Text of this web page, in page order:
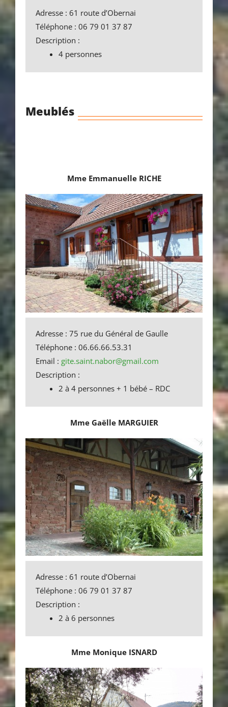
Adresse : 61 route d’Obernai
Téléphone : 06 79 01 37 87
Description :
4 personnes
Meublés
Mme Emmanuelle RICHE
Adresse : 75 rue du Général de Gaulle
Téléphone : 06.66.66.53.31
Email : gite.saint.nabor@gmail.com
Description :
2 à 4 personnes + 1 bébé – RDC
Mme Gaëlle MARGUIER
Adresse : 61 route d’Obernai
Téléphone : 06 79 01 37 87
Description :
2 à 6 personnes
Mme Monique ISNARD